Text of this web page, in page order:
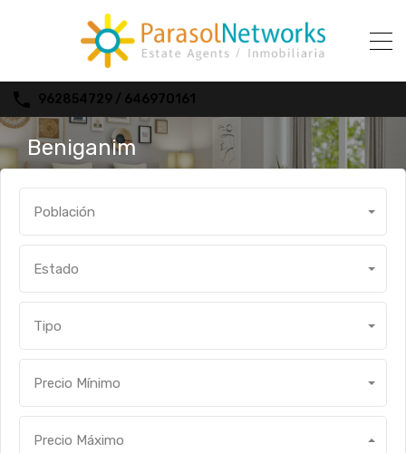
962854729 / 646970161
Beniganim
Población
Estado
Tipo
Precio Mínimo
Precio Máximo